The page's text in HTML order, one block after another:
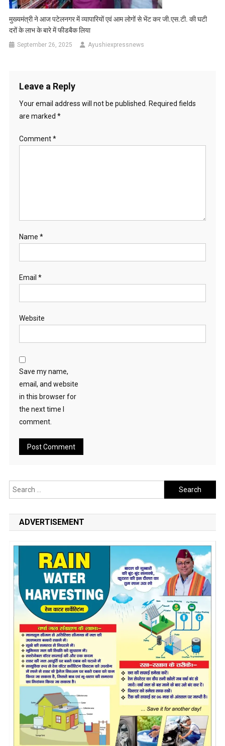
मुख्यमंत्री ने आज पटेलनगर में व्यापारियों एवं आम लोगों से भेंट कर जी.एस.टी. की घटी
दरों के लाभ के बारे में फीडबैक लिया
September 26, 2025 Ayushiexpressnews
Leave a Reply
Your email address will not be published. Required fields
are marked *
Comment*
Name *
Email *
Website
Save my name,
email, and website
in this browser for
the next time I
comment.
Search
for:
ADVERTISEMENT